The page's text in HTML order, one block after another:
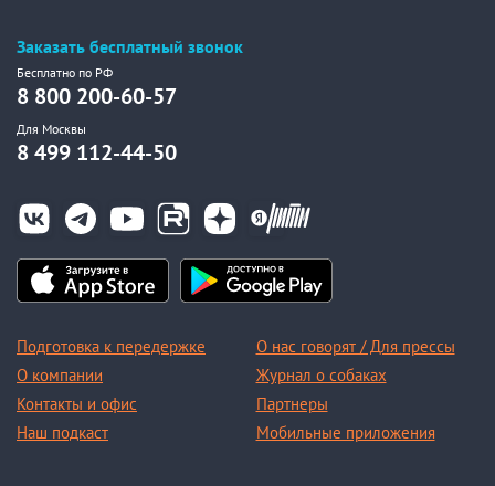
Заказать бесплатный звонок
Бесплатно по РФ
8 800 200-60-57
Для Москвы
8 499 112-44-50
Подготовка к передержке
О компании
Контакты и офис
Наш подкаст
О нас говорят / Для прессы
Журнал о собаках
Партнеры
Мобильные приложения